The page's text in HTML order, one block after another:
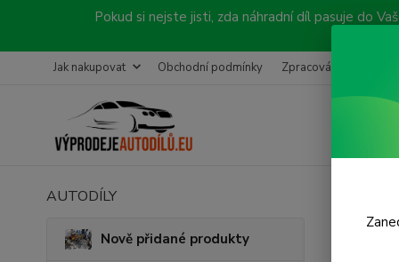
Pokud si nejste jisti, zda náhradní díl pasuje do
Jak nakupovat Obchodní podmínky Zpracování objednávky
AUTODÍLY
Nově přidané produkty